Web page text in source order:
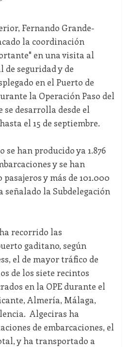
Fernando Grande-
la coordinación
en una visita al
de seguridad y de
en el Puerto de
la Operación Paso del
se desarrolla desde el
el 15 de septiembre.
se han producido ya 1.876
y se han
y más de 101.000
señalado la Subdelegación
recorrido las
gaditano, según
el de mayor tráfico de
de los siete recintos
en la OPE durante el
Almería, Málaga,
Algeciras ha
de embarcaciones, el
y ha transportado a